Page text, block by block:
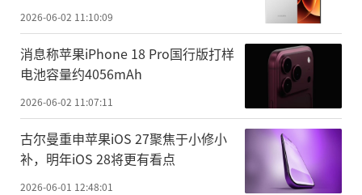
2026-06-02 11:10:09
消息称苹果iPhone 18 Pro国行版打样
电池容量约4056mAh
2026-06-02 11:07:11
古尔曼重申苹果iOS 27聚焦于小修小
补，明年iOS 28将更有看点
2026-06-01 12:48:01